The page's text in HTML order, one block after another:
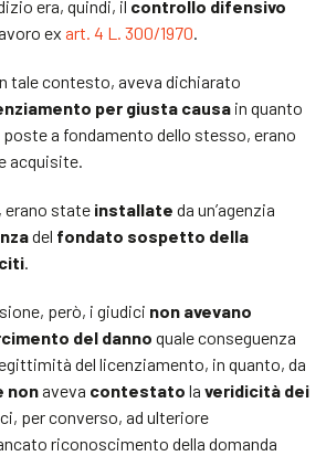
era, quindi, il controllo difensivo
ex art. 4 L. 300/1970.
tale contesto, aveva dichiarato
per giusta causa in quanto
a fondamento dello stesso, erano
acquisite.
erano state installate da un’agenzia
del fondato sospetto della
.
però, i giudici non avevano
del danno quale conseguenza
del licenziamento, in quanto, da
nonaveva contestato la veridicità dei
per converso, ad ulteriore
riconoscimento della domanda